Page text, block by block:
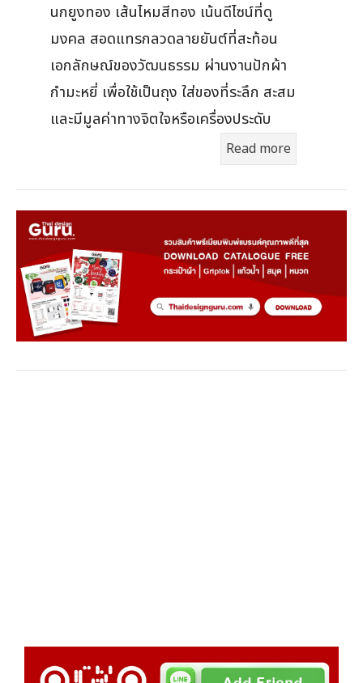
นกยูงทอง เส้นไหมสีทอง เน้นดีไซน์ที่ดู
มงคล สอดแทรกลวดลายยันต์ที่สะท้อน
เอกลักษณ์ของวัฒนธรรม ผ่านงานปักผ้า
กำมะหยี่ เพื่อใช้เป็นถุง ใส่ของที่ระลึก สะสม
และมีมูลค่าทางจิตใจหรือเครื่องประดับ
Read more